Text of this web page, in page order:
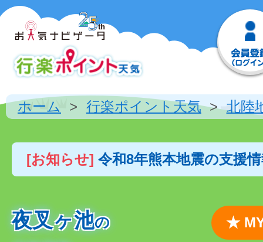
ホーム 行楽ポイント天気 北陸
[お知らせ] 令和8年熊本地震の支援
夜叉ヶ池の
★